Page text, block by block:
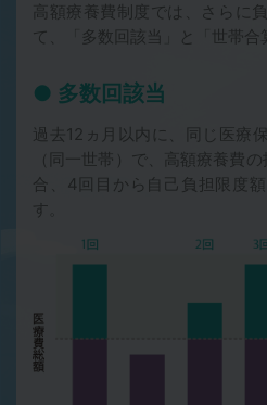
高額療養費制度では、さらに
て、「多数回該当」と「世帯合
多数回該当
過去12ヵ月以内に、同じ医療
（同一世帯）で、高額療養費
合、4回目から自己負担限度
す。